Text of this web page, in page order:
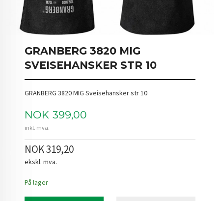
GRANBERG 3820 MIG
SVEISEHANSKER STR 10
GRANBERG 3820 MIG Sveisehansker str 10
Pris
NOK 399,00
inkl. mva.
NOK 319,20
ekskl. mva.
På lager